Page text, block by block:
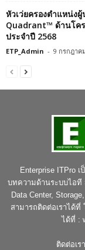
หัวเว่ยครองตำแหน่ง
Quadrant™ ด้านโค
ประจำปี 2568
ETP_Admin - 9 กรกฎาค
Enterprise ITPro
บทความด้านระบบไอที
Data Center,
สามารถติดต่อเราได้ที่
ได้ที่ :
ติดต่อเร